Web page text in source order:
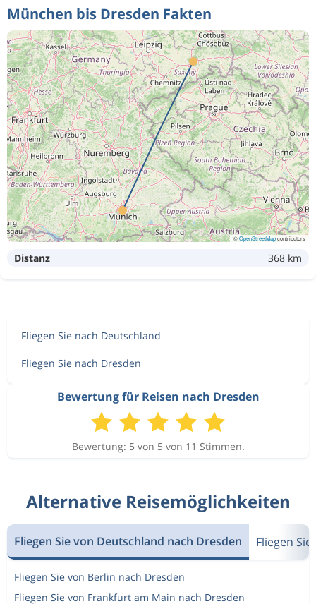
München bis Dresden Fakten
©OpenStreetMapcontributors
Distanz 368 km
Fliegen Sie nach Deutschland
Fliegen Sie nach Dresden
Bewertung für Reisen nach Dresden
Bewertung: 5 von 5 von 11 Stimmen.
Alternative Reisemöglichkeiten
Fliegen Sie von Deutschland nach Dresden Fliegen
Fliegen Sie von Berlin nach Dresden
Fliegen Sie von Frankfurt am Main nach Dresden